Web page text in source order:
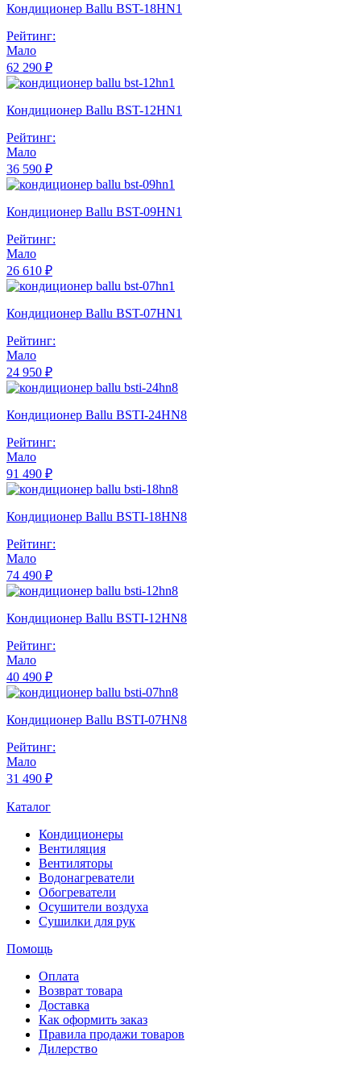
Кондиционер Ballu BST-18HN1
Рейтинг:
Мало
62 290 ₽
Кондиционер Ballu BST-12HN1
Рейтинг:
Мало
36 590 ₽
Кондиционер Ballu BST-09HN1
Рейтинг:
Мало
26 610 ₽
Кондиционер Ballu BST-07HN1
Рейтинг:
Мало
24 950 ₽
Кондиционер Ballu BSTI-24HN8
Рейтинг:
Мало
91 490 ₽
Кондиционер Ballu BSTI-18HN8
Рейтинг:
Мало
74 490 ₽
Кондиционер Ballu BSTI-12HN8
Рейтинг:
Мало
40 490 ₽
Кондиционер Ballu BSTI-07HN8
Рейтинг:
Мало
31 490 ₽
Каталог
Кондиционеры
Вентиляция
Вентиляторы
Водонагреватели
Обогреватели
Осушители воздуха
Сушилки для рук
Помощь
Оплата
Возврат товара
Доставка
Как оформить заказ
Правила продажи товаров
Дилерство